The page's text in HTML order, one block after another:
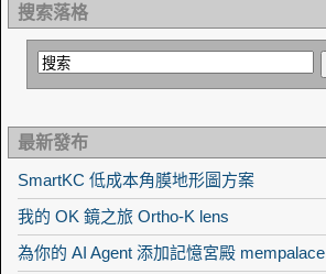
搜索落格
最新發布
SmartKC 低成本角膜地形圖方案
我的 OK 鏡之旅 Ortho-K lens
為你的 AI Agent 添加記憶宮殿 mempalace